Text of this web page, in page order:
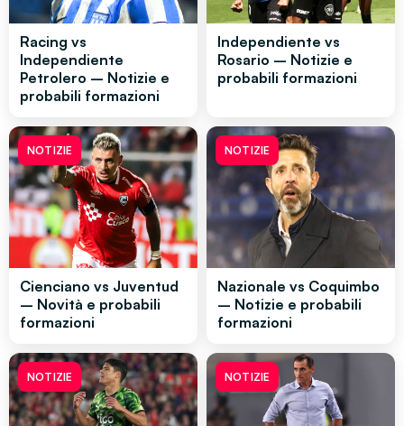
Racing vs
Independiente
Petrolero – Notizie e
probabili formazioni
Independiente vs
Rosario – Notizie e
probabili formazioni
NOTIZIE
Cienciano vs Juventud
– Novità e probabili
formazioni
NOTIZIE
Nazionale vs Coquimbo
– Notizie e probabili
formazioni
NOTIZIE NOTIZIE